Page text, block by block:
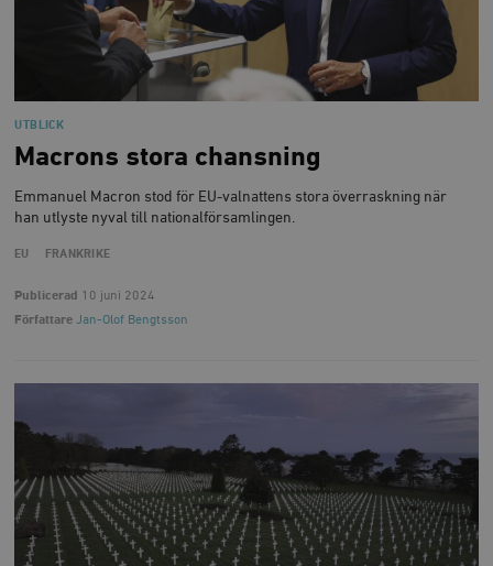
UTBLICK
Macrons stora chansning
Emmanuel Macron stod för EU-valnattens stora överraskning när
han utlyste nyval till nationalförsamlingen.
EU FRANKRIKE
Publicerad 10 juni 2024
Författare Jan-Olof Bengtsson